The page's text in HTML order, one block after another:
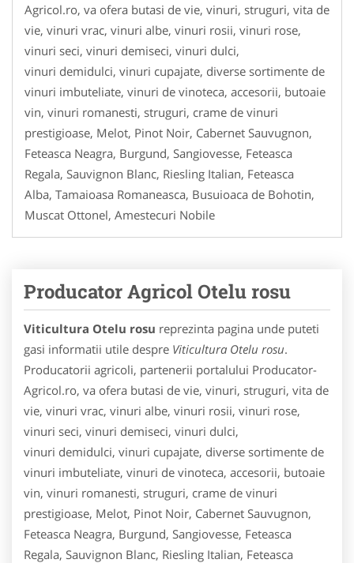
Agricol.ro, va ofera butasi de vie, vinuri, struguri, vita de
vie, vinuri vrac, vinuri albe, vinuri rosii, vinuri rose,
vinuri seci, vinuri demiseci, vinuri dulci,
vinuri demidulci, vinuri cupajate, diverse sortimente de
vinuri imbuteliate, vinuri de vinoteca, accesorii, butoaie
vin, vinuri romanesti, struguri, crame de vinuri
prestigioase, Melot, Pinot Noir, Cabernet Sauvugnon,
Feteasca Neagra, Burgund, Sangiovesse, Feteasca
Regala, Sauvignon Blanc, Riesling Italian, Feteasca
Alba, Tamaioasa Romaneasca, Busuioaca de Bohotin,
Muscat Ottonel, Amestecuri Nobile
Producator Agricol Otelu rosu
Viticultura Otelu rosu reprezinta pagina unde puteti
gasi informatii utile despre Viticultura Otelu rosu.
Producatorii agricoli, partenerii portalului Producator-
Agricol.ro, va ofera butasi de vie, vinuri, struguri, vita de
vie, vinuri vrac, vinuri albe, vinuri rosii, vinuri rose,
vinuri seci, vinuri demiseci, vinuri dulci,
vinuri demidulci, vinuri cupajate, diverse sortimente de
vinuri imbuteliate, vinuri de vinoteca, accesorii, butoaie
vin, vinuri romanesti, struguri, crame de vinuri
prestigioase, Melot, Pinot Noir, Cabernet Sauvugnon,
Feteasca Neagra, Burgund, Sangiovesse, Feteasca
Regala, Sauvignon Blanc, Riesling Italian, Feteasca